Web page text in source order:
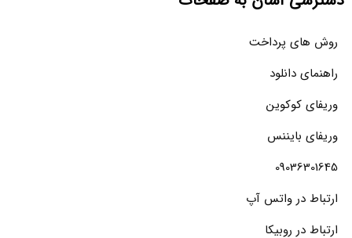
روش های پرداخت
راهنمای دانلود
وریفای کوکوین
وریفای بایننس
09036301645
ارتباط در واتس آپ
ارتباط در روبیکا